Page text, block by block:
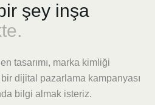
şey inşa
tasarımı, marka kimliği
dijital pazarlama kampanyası
bilgi almak isteriz.